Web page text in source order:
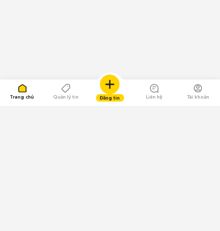
Trang chủ Quản lý tin Đăng tin Liên hệ Tài khoản